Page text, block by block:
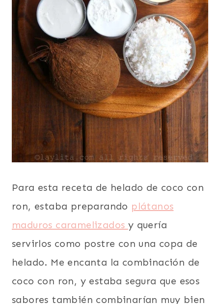
Para esta receta de helado de coco con
ron, estaba preparando plátanos
maduros caramelizados y quería
servirlos como postre con una copa de
helado. Me encanta la combinación de
coco con ron, y estaba segura que esos
sabores también combinarían muy bien